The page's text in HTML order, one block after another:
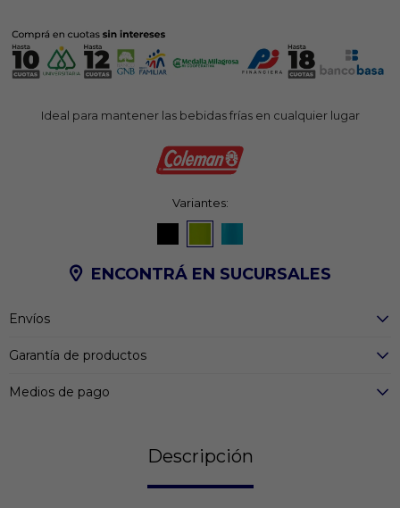
Ideal para mantener las bebidas frías en cualquier lugar
Variantes:
ENCONTRÁ EN SUCURSALES
Envíos
Garantía de productos
Medios de pago
Descripción